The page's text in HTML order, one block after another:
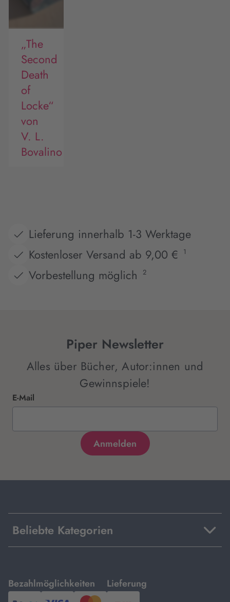
„The
Second
Death
of
Locke“
von
V. L.
Bovalino
Lieferung innerhalb 1-3 Werktage
Kostenloser Versand ab 9,00 €
1
Vorbestellung möglich 2
Piper Newsletter
Alles über Bücher, Autor:innen und
Gewinnspiele!
E-Mail
Beliebte Kategorien
Bezahlmöglichkeiten
mit
Lieferung
mit